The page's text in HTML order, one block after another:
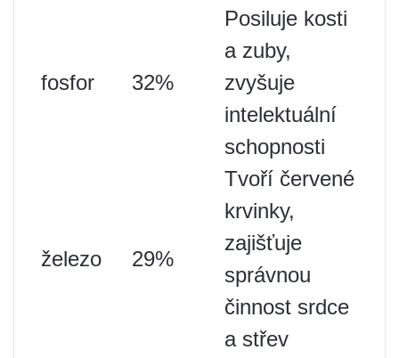
fosfor 32%
Posiluje kosti
a zuby,
zvyšuje
intelektuální
schopnosti
železo 29%
Tvoří červené
krvinky,
zajišťuje
správnou
činnost srdce
a střev